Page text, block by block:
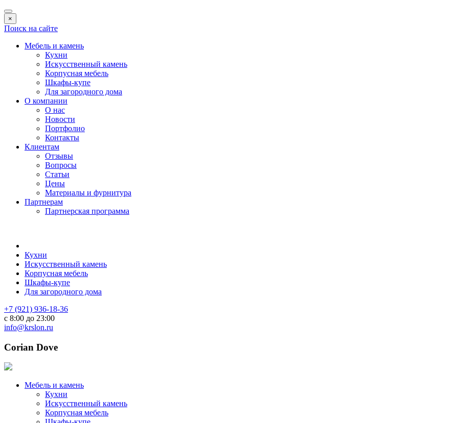
×
Поиск на сайте
Мебель и камень
Кухни
Искусственный камень
Корпусная мебель
Шкафы-купе
Для загородного дома
О компании
О нас
Новости
Портфолио
Контакты
Клиентам
Отзывы
Вопросы
Статьи
Цены
Материалы и фурнитура
Партнерам
Партнерская программа
Кухни
Искусственный камень
Корпусная мебель
Шкафы-купе
Для загородного дома
+7 (921) 936-18-36
с 8:00 до 23:00
info@krslon.ru
Corian Dove
Мебель и камень
Кухни
Искусственный камень
Корпусная мебель